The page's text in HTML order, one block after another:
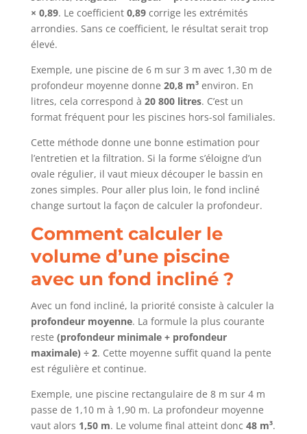
× 0,89. Le coefficient 0,89corrige les extrémités
arrondies. Sans ce coefficient, le résultat serait trop
élevé.
Exemple, une piscine de 6 m sur 3 m avec 1,30 m de
profondeur moyenne donne 20,8 m³environ. En
litres, cela correspond à 20 800 litres. C’est un
format fréquent pour les piscines hors-sol familiales.
Cette méthode donne une bonne estimation pour
l’entretien et la filtration. Si la forme s’éloigne d’un
ovale régulier, il vaut mieux découper le bassin en
zones simples. Pour aller plus loin, le fond incliné
change surtout la façon de calculer la profondeur.
Comment calculer le
volume d’une piscine
avec un fond incliné ?
Avec un fond incliné, la priorité consiste à calculer la
profondeur moyenne. La formule la plus courante
reste (profondeur minimale + profondeur
maximale) ÷ 2. Cette moyenne suffit quand la pente
est régulière et continue.
Exemple, une piscine rectangulaire de 8 m sur 4 m
passe de 1,10 m à 1,90 m. La profondeur moyenne
vaut alors 1,50 m. Le volume final atteint donc 48 m³.